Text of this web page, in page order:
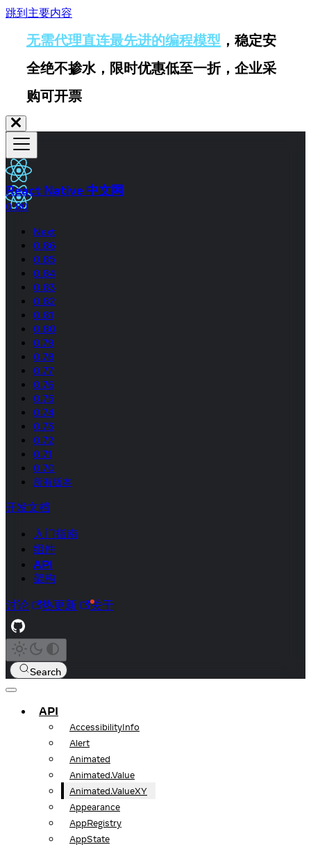
跳到主要内容
无需代理直连最先进的编程模型 ，稳定安
全绝不掺水，限时优惠低至一折，企业采
购可开票
React Native 中文网
0.80
Next
0.86
0.85
0.84
0.83
0.82
0.81
0.80
0.79
0.78
0.77
0.76
0.75
0.74
0.73
0.72
0.71
0.70
所有版本
开发文档
入门指南
组件
API
架构
讨论 热更新 关于
Search
API
AccessibilityInfo
Alert
Animated
Animated.Value
Animated.ValueXY
Appearance
AppRegistry
AppState